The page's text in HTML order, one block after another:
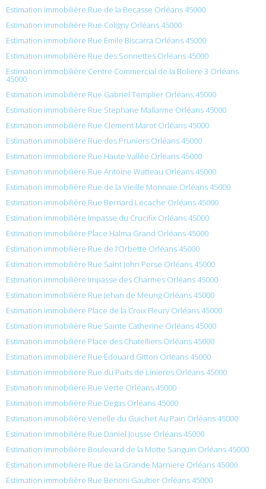
Estimation immobilière Rue de la Becasse Orléans 45000
Estimation immobilière Rue Coligny Orléans 45000
Estimation immobilière Rue Émile Biscarra Orléans 45000
Estimation immobilière Rue des Sonnettes Orléans 45000
Estimation immobilière Centre Commercial de la Boliere 3 Orléans
45000
Estimation immobilière Rue Gabriel Templier Orléans 45000
Estimation immobilière Rue Stephane Mallarme Orléans 45000
Estimation immobilière Rue Clement Marot Orléans 45000
Estimation immobilière Rue des Pruniers Orléans 45000
Estimation immobilière Rue Haute Vallée Orléans 45000
Estimation immobilière Rue Antoine Watteau Orléans 45000
Estimation immobilière Rue de la Vieille Monnaie Orléans 45000
Estimation immobilière Rue Bernard Lecache Orléans 45000
Estimation immobilière Impasse du Crucifix Orléans 45000
Estimation immobilière Place Halma Grand Orléans 45000
Estimation immobilière Rue de l’Orbette Orléans 45000
Estimation immobilière Rue Saint John Perse Orléans 45000
Estimation immobilière Impasse des Charmes Orléans 45000
Estimation immobilière Rue Jehan de Meung Orléans 45000
Estimation immobilière Place de la Croix Fleury Orléans 45000
Estimation immobilière Rue Sainte Catherine Orléans 45000
Estimation immobilière Place des Chatelliers Orléans 45000
Estimation immobilière Rue Édouard Gitton Orléans 45000
Estimation immobilière Rue du Puits de Linieres Orléans 45000
Estimation immobilière Rue Verte Orléans 45000
Estimation immobilière Rue Degas Orléans 45000
Estimation immobilière Venelle du Guichet Au Pain Orléans 45000
Estimation immobilière Rue Daniel Jousse Orléans 45000
Estimation immobilière Boulevard de la Motte Sanguin Orléans 45000
Estimation immobilière Rue de la Grande Marniere Orléans 45000
Estimation immobilière Rue Benoni Gaultier Orléans 45000